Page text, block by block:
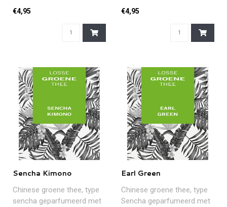
werd met sinaasappel en
rozenb..
€4,95
citroen en stukjes gember.
Een ve..
€4,95
Sencha Kimono
Chinese groene thee, type
sencha geparfumeerd met
Earl Green
Chinese groene thee, type
Sencha geparfumeerd met